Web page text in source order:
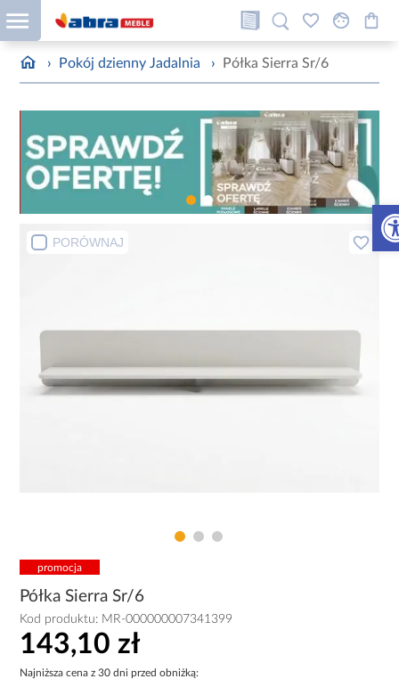
› Pokój dzienny Jadalnia › Półka Sierra Sr/6
PORÓWNAJ
promocja
Półka Sierra Sr/6
Kod produktu: MR-000000007341399
143,10 zł
Najniższa cena z 30 dni przed obniżką: